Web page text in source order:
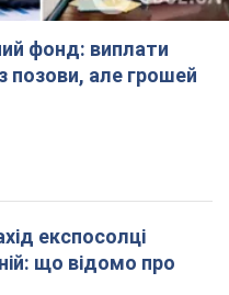
фонд: виплати
позови, але грошей